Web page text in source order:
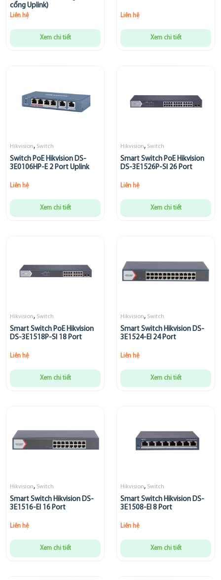
cổng Uplink)
Liên hệ
Xem chi tiết
Liên hệ
Xem chi tiết
Hikvision, Switch
Switch PoE Hikvision DS-
3E0106HP-E 2 Port Uplink
Liên hệ
Xem chi tiết
Hikvision, Switch
Smart Switch PoE Hikvision
DS-3E1526P-SI 26 Port
Liên hệ
Xem chi tiết
Hikvision, Switch
Smart Switch PoE Hikvision
DS-3E1518P-SI 18 Port
Liên hệ
Xem chi tiết
Hikvision, Switch
Smart Switch Hikvision DS-
3E1524-EI 24 Port
Liên hệ
Xem chi tiết
Hikvision, Switch
Smart Switch Hikvision DS-
3E1516-EI 16 Port
Liên hệ
Xem chi tiết
Hikvision, Switch
Smart Switch Hikvision DS-
3E1508-EI 8 Port
Liên hệ
Xem chi tiết